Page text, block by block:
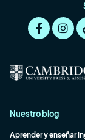
Nuestro blog
Aprender y enseñar